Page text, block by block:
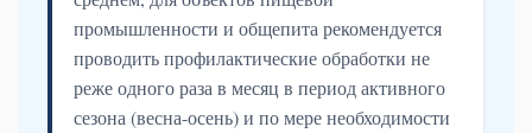
промышленности и общепита рекомендуется
проводить профилактические обработки не
реже одного раза в месяц в период активного
сезона (весна-осень) и по мере необходимости